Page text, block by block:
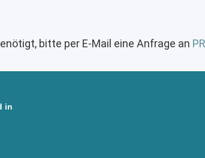
bitte per E-Mail eine Anfrage an
in